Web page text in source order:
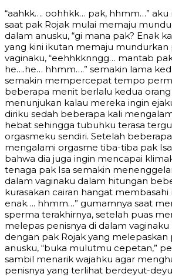
“aahkk…. oohhkk… pak, hhmm…”
saat pak Rojak mulai memaju
dalam anusku, “gi mana pak? Enak
yang kini ikutan memaju mundurkan
vaginaku, “eehhkknngg… mantab
he….he… hhmm….” semakin lama
semakin mempercepat tempo
beberapa menit berlalu kedua
menunjukan kalau mereka ingin
diriku sedah beberapa kali
hebat sehingga tubuhku terasa
orgasmeku sendiri. Setelah
mengalami orgasme tiba-tiba pak
bahwa dia juga ingin mencapai
tenaga pak Isa semakin
dalam vaginaku dalam hitungan
kurasakan cairan hangat membasahi
enak…. hhmm…” gumamnya saat
sperma terakhirnya, setelah puas
melepas penisnya di dalam
dengan pak Rojak yang melepaskan
anusku, “buka mulutmu cepetan,”
sambil menarik wajahku agar
penisnya yang terlihat berdeyut-